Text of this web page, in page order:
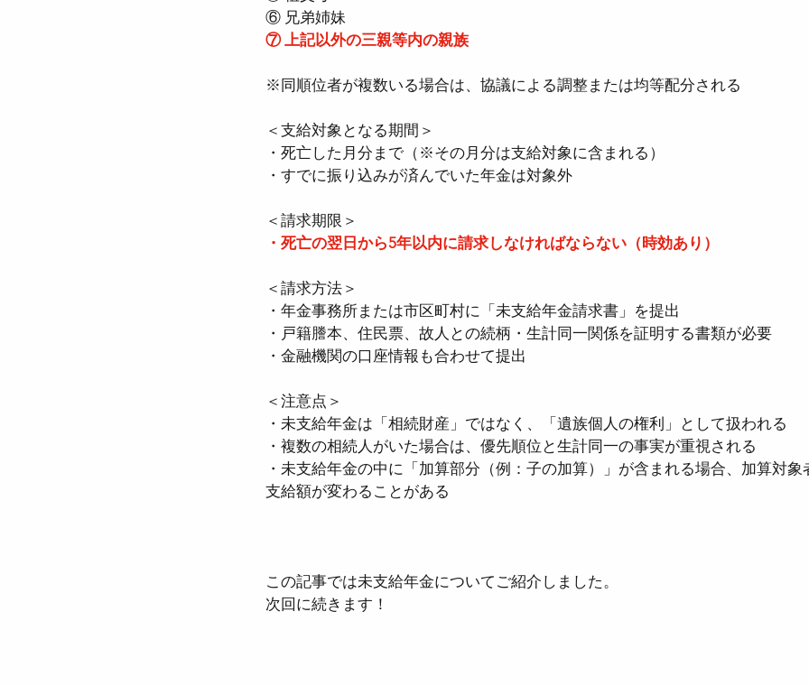
⑥ 兄弟姉妹
⑦ 上記以外の三親等内の親族
※同順位者が複数いる場合は、協議による調整または均等配分される
＜支給対象となる期間＞
・死亡した月分まで（※その月分は支給対象に含まれる）
・すでに振り込みが済んでいた年金は対象外
＜請求期限＞
・死亡の翌日から5年以内に請求しなければならない（時効あり）
＜請求方法＞
・年金事務所または市区町村に「未支給年金請求書」を提出
・戸籍謄本、住民票、故人との続柄・生計同一関係を証明する書類が必要
・金融機関の口座情報も合わせて提出
＜注意点＞
・未支給年金は「相続財産」ではなく、「遺族個人の権利」として扱われる
・複数の相続人がいた場合は、優先順位と生計同一の事実が重視される
・未支給年金の中に「加算部分（例：子の加算）」が含まれる場合、加算対象
支給額が変わることがある
この記事では未支給年金についてご紹介しました。
次回に続きます！